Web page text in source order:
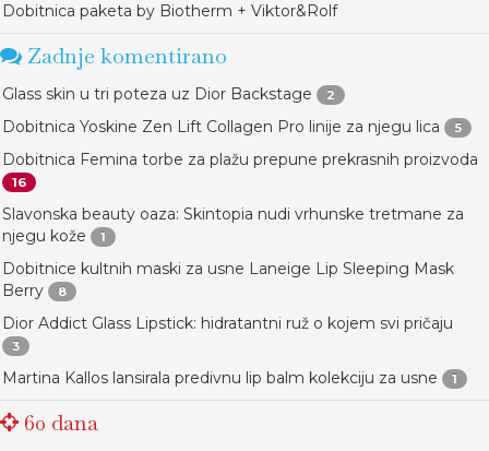
Dobitnica paketa by Biotherm + Viktor&Rolf
Zadnje komentirano
Glass skin u tri poteza uz Dior Backstage 2
Dobitnica Yoskine Zen Lift Collagen Pro linije za njegu lica 5
Dobitnica Femina torbe za plažu prepune prekrasnih proizvoda
16
Slavonska beauty oaza: Skintopia nudi vrhunske tretmane za
njegu kože
1
Dobitnice kultnih maski za usne Laneige Lip Sleeping Mask
Berry
8
Dior Addict Glass Lipstick: hidratantni ruž o kojem svi pričaju
3
Martina Kallos lansirala predivnu lip balm kolekciju za usne 1
60 dana